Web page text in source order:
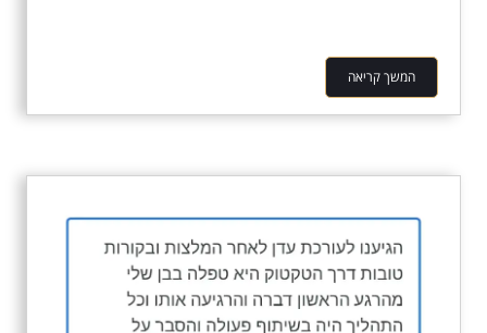
המשך קריאה